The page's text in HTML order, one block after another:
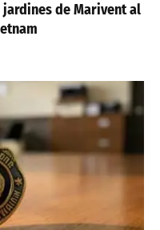
jardines de Marivent al